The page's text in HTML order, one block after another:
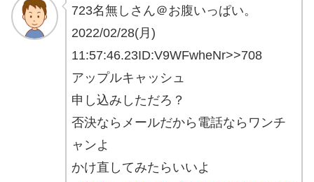
723名無しさん＠お腹いっぱい。
2022/02/28(月)
11:57:46.23ID:V9WFwheNr>>708
アップルキャッシュ
申し込みしただろ？
否決ならメールだから電話ならワンチ
ャンよ
かけ直してみたらいいよ